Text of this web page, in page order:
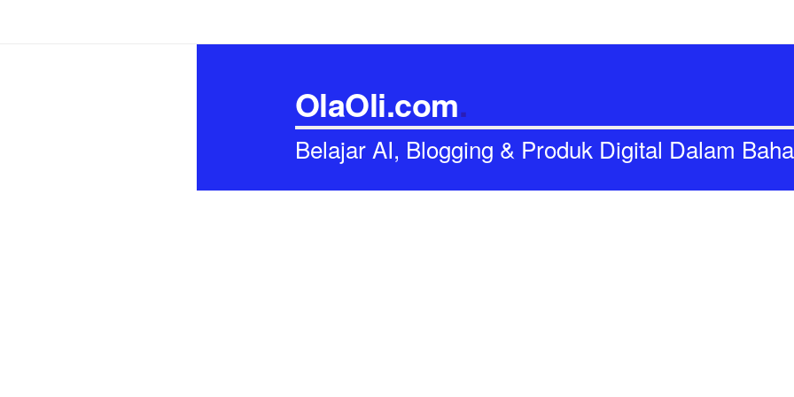
OlaOli.com.
Belajar AI, Blogging & Produk Digital Dalam